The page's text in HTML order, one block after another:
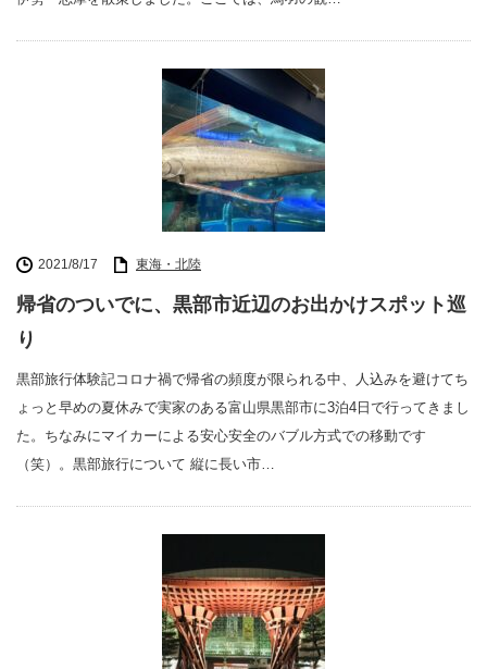
2021/8/17 東海・北陸
帰省のついでに、黒部市近辺のお出かけスポット巡
り
黒部旅行体験記コロナ禍で帰省の頻度が限られる中、人込みを避けてち
ょっと早めの夏休みで実家のある富山県黒部市に3泊4日で行ってきまし
た。ちなみにマイカーによる安心安全のバブル方式での移動です
（笑）。黒部旅行について 縦に長い市…